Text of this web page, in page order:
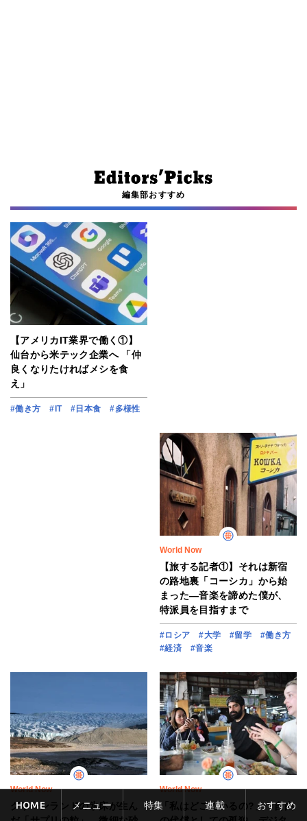
編集部おすすめ
【アメリカIT業界で働く①】
仙台から米テック企業へ 「仲
良くなりたければメシを食
え」
#働き方 #IT #日本食 #多様性
World Now
【旅する記者①】それは新宿
の路地裏「コーシカ」から始
まった―音楽を諦めた僕が、
特派員を目指すまで
#ロシア #大学 #留学
#働き方
#経済
#音楽
World Now
グリーンランドの氷床が生ん
World Now
「私はどこにいるの?」 自由
HOME メニュー 特集 連載 おすすめ